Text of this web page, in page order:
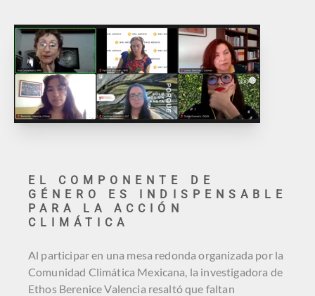
EL COMPONENTE DE
GÉNERO ES INDISPENSABLE
PARA LA ACCIÓN
CLIMÁTICA
Al participar en una mesa redonda organizada por la
Comunidad Climática Mexicana, la investigadora de
Ethos Berenice Valencia resaltó que faltan